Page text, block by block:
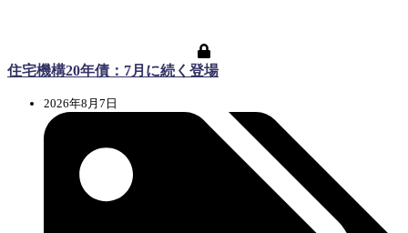
住宅機構20年債：7月に続く登場
2026年8月7日